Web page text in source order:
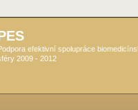
efektivní spolupráce
2009 - 2012